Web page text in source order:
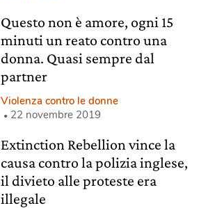
Questo non è amore, ogni 15
minuti un reato contro una
donna. Quasi sempre dal
partner
Violenza contro le donne
22 novembre 2019
Extinction Rebellion vince la
causa contro la polizia inglese,
il divieto alle proteste era
illegale